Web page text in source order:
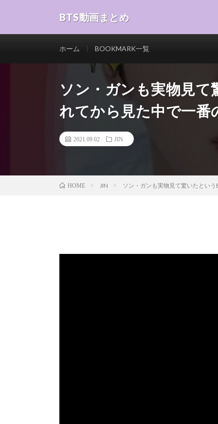
BTS動画まとめ
ホーム BOOKMARK一覧
ソン・ガンも実物見て
れてから見た中で一番
2021.09.02 JIN
HOME JIN ソン・ガンも実物見て驚いたとい